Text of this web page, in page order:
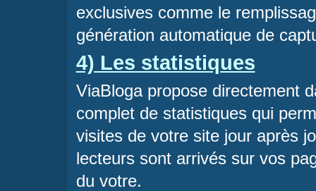
exclusives comme le
génération automatique de
4) Les statistiques
ViaBloga propose directement
complet de statistiques qui
visites de votre site jour après
lecteurs sont arrivés sur vos
du votre.